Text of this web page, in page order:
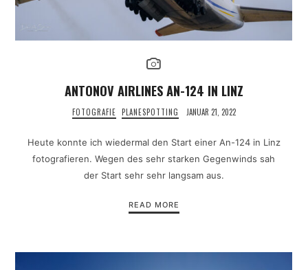
ANTONOV AIRLINES AN-124 IN LINZ
FOTOGRAFIE PLANESPOTTING JANUAR 21, 2022
Heute konnte ich wiedermal den Start einer An-124 in Linz
fotografieren. Wegen des sehr starken Gegenwinds sah
der Start sehr sehr langsam aus.
READ MORE